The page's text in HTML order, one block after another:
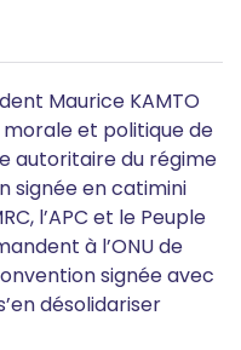
Maurice KAMTO
et politique de
autoritaire du régime
signée en catimini
l’APC et le Peuple
à l’ONU de
signée avec
désolidariser